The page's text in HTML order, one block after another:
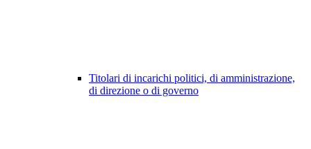
Titolari di incarichi politici, di amministrazione,
di direzione o di governo